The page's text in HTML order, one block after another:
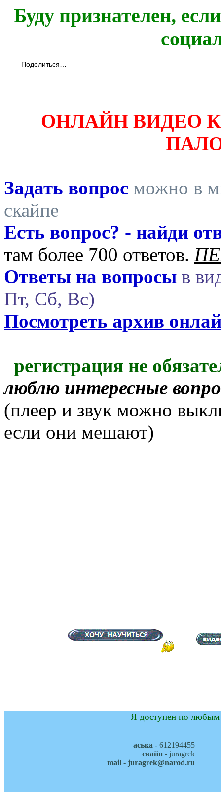
Буду признателен,
Поделиться…
ОНЛАЙН ВИДЕО
Задать вопрос можно в
скайпе
Есть вопрос? - найди
там более 700 ответов.
Ответы на вопросы в
Пт, Сб, Вс)
Посмотреть архив
регистрация не
люблю интересные
(плеер и звук можно
если они мешают)
Я доступен по любым
аська - 612194455
скайп - juragrek
mail - juragrek@narod.ru